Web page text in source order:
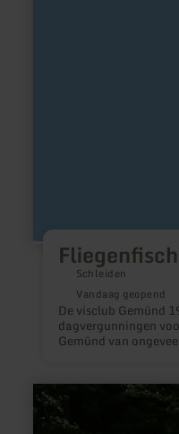
Schleiden
Vandaag geopend
De visclub Gemünd
dagvergunningen
Gemünd van
kunstvlieg of nimf -
een minimum verblijf
Overleggen van een
meer
informatie
over: